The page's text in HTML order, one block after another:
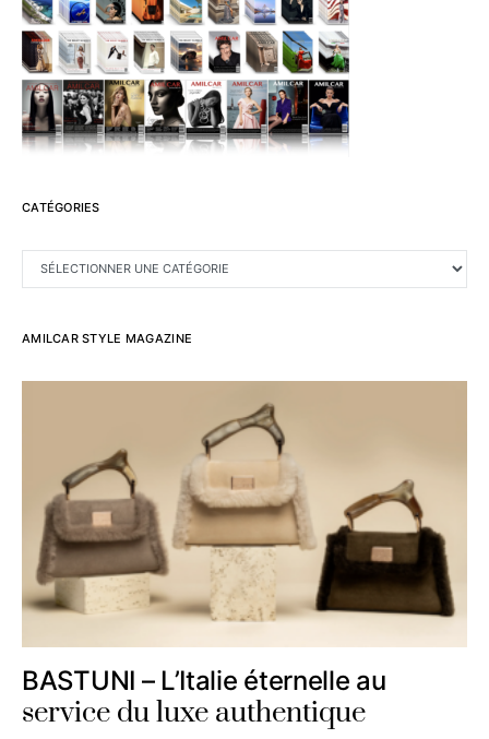
CATÉGORIES
CATÉGORIES
AMILCAR STYLE MAGAZINE
BASTUNI – L’Italie éternelle au
service du luxe authentique